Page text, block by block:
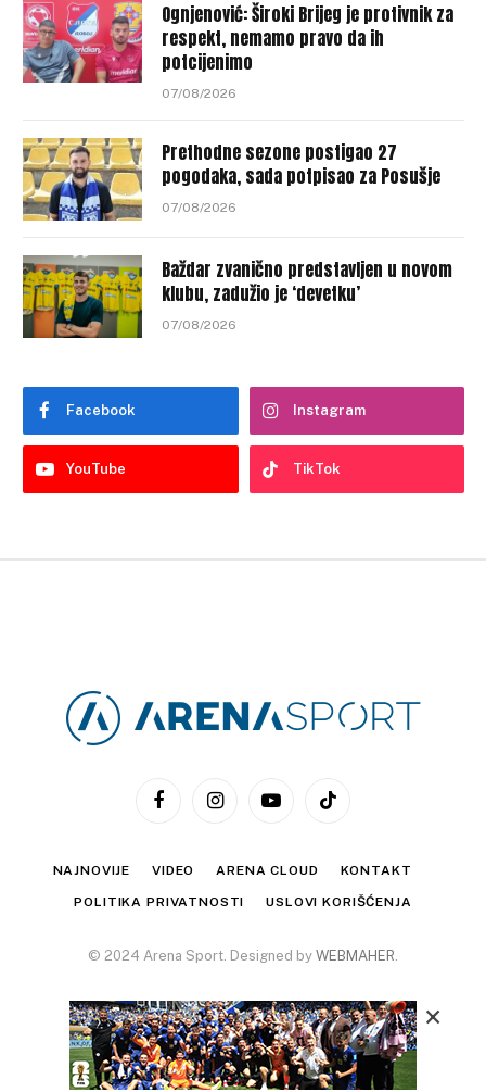
Ognjenović: Široki Brijeg je protivnik za
respekt, nemamo pravo da ih
potcijenimo
07/08/2026
Prethodne sezone postigao 27
pogodaka, sada potpisao za Posušje
07/08/2026
Baždar zvanično predstavljen u novom
klubu, zadužio je ‘devetku’
07/08/2026
Facebook Instagram
YouTube TikTok
FacebookInstagramYouTubeTikTok
NAJNOVIJE VIDEO ARENA CLOUD KONTAKT
POLITIKA PRIVATNOSTI USLOVI KORIŠĆENJA
© 2024 Arena Sport. Designed by WEBMAHER.
×